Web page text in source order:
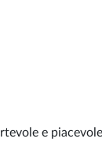
e piacevole